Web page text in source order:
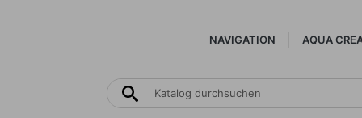
NAVIGATION AQUA